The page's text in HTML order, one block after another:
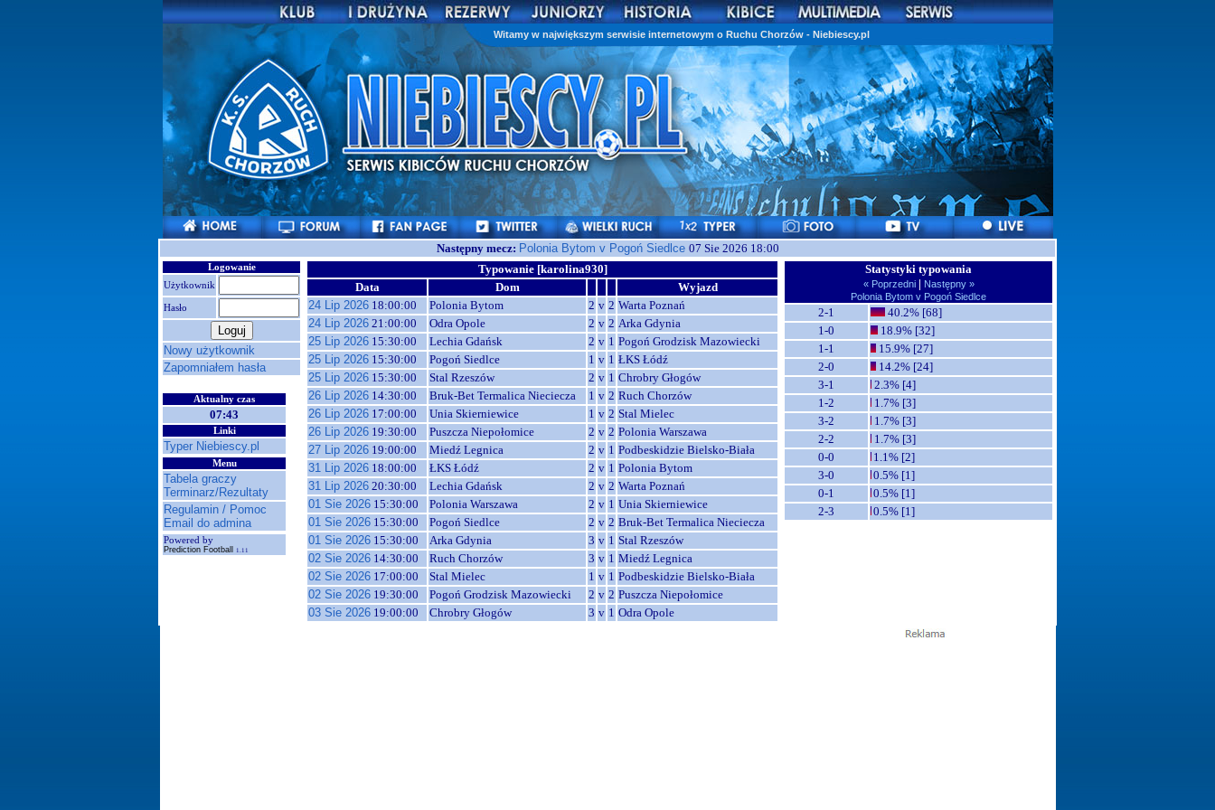
Witamy w największym serwisie internetowym o Ruchu Chorzów - Niebiescy.pl
Następny mecz: Polonia Bytom v Pogoń Siedlce 07 Sie 2026 18:00
Logowanie
Użytkownik
Hasło
Nowy użytkownik
Zapomniałem hasła
Aktualny czas
07:43
Linki
Typer Niebiescy.pl
Menu
Tabela graczy
Terminarz/Rezultaty
Regulamin / Pomoc
Email do admina
Powered by
Prediction Football 1.11
Typowanie [karolina930]
Data
Dom
Wyjazd
24 Lip 2026 18:00:00 Polonia Bytom 2 v 2 Warta Poznań
24 Lip 2026 21:00:00 Odra Opole 2 v 2 Arka Gdynia
25 Lip 2026 15:30:00 Lechia Gdańsk 2 v 1 Pogoń Grodzisk Mazowiecki
25 Lip 2026 15:30:00 Pogoń Siedlce 1 v 1 ŁKS Łódź
25 Lip 2026 15:30:00 Stal Rzeszów 2 v 1 Chrobry Głogów
26 Lip 2026 14:30:00 Bruk-Bet Termalica Nieciecza 1 v 2 Ruch Chorzów
26 Lip 2026 17:00:00 Unia Skierniewice 1 v 2 Stal Mielec
26 Lip 2026 19:30:00 Puszcza Niepołomice 2 v 2 Polonia Warszawa
27 Lip 2026 19:00:00 Miedź Legnica 2 v 1 Podbeskidzie Bielsko-Biała
31 Lip 2026 18:00:00 ŁKS Łódź 2 v 1 Polonia Bytom
31 Lip 2026 20:30:00 Lechia Gdańsk 2 v 2 Warta Poznań
01 Sie 2026 15:30:00 Polonia Warszawa 2 v 1 Unia Skierniewice
01 Sie 2026 15:30:00 Pogoń Siedlce 2 v 2 Bruk-Bet Termalica Nieciecza
01 Sie 2026 15:30:00 Arka Gdynia 3 v 1 Stal Rzeszów
02 Sie 2026 14:30:00 Ruch Chorzów 3 v 1 Miedź Legnica
02 Sie 2026 17:00:00 Stal Mielec 1 v 1 Podbeskidzie Bielsko-Biała
02 Sie 2026 19:30:00 Pogoń Grodzisk Mazowiecki 2 v 2 Puszcza Niepołomice
03 Sie 2026 19:00:00 Chrobry Głogów 3 v 1 Odra Opole
Statystyki typowania
« Poprzedni | Następny »
Polonia Bytom v Pogoń Siedlce
2-1
40.2% [68]
1-0
18.9% [32]
1-1
15.9% [27]
2-0
14.2% [24]
3-1
2.3% [4]
1-2
1.7% [3]
3-2
1.7% [3]
2-2
1.7% [3]
0-0
1.1% [2]
3-0
0.5% [1]
0-1
0.5% [1]
2-3
0.5% [1]